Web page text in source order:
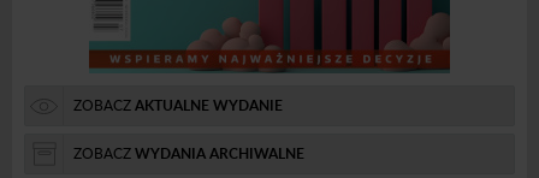
ZOBACZAKTUALNE WYDANIE
ZOBACZWYDANIA ARCHIWALNE